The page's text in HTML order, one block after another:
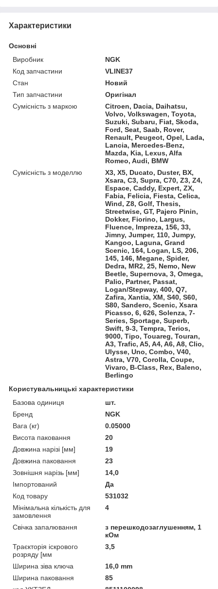
Характеристики
Основні
Виробник
NGK
Код запчастини
VLINE37
Стан
Новий
Тип запчастини
Оригінал
Сумісність з маркою
Citroen, Dacia, Daihatsu,
Volvo, Volkswagen, Toyota,
Suzuki, Subaru, Fiat, Skoda,
Ford, Seat, Saab, Rover,
Renault, Peugeot, Opel, Lada,
Lancia, Mercedes-Benz,
Mazda, Kia, Lexus, Alfa
Romeo, Audi, BMW
Сумісність з моделлю
X3, X5, Ducato, Duster, BX,
Xsara, C3, Supra, C70, Z3, Z4,
Espace, Caddy, Expert, ZX,
Fabia, Felicia, Fiesta, Celica,
Wind, Z8, Golf, Thesis,
Streetwise, GT, Pajero Pinin,
Dokker, Fiorino, Largus,
Fluence, Impreza, 156, 33,
Jimny, Jumper, 110, Jumpy,
Kangoo, Laguna, Grand
Scenic, 164, Logan, LS, 206,
145, 146, Megane, Spider,
Dedra, MR2, 25, Nemo, New
Beetle, Supernova, 3, Omega,
Palio, Partner, Passat,
Logan/Stepway, 400, Q7,
Zafira, Xantia, XM, S40, S60,
S80, Sandero, Scenic, Xsara
Picasso, 6, 626, Solenza, 7-
Series, Sportage, Superb,
Swift, 9-3, Tempra, Terios,
9000, Tipo, Touareg, Touran,
A3, Trafic, A5, A4, A6, A8, Clio,
Ulysse, Uno, Combo, V40,
Astra, V70, Corolla, Coupe,
Vivaro, B-Class, Rex, Baleno,
Berlingo
Користувальницькі характеристики
Базова одиниця
шт.
Бренд
NGK
Вага (кг)
0.05000
Висота паковання
20
Довжина нарізі [мм]
19
Довжина паковання
23
Зовнішня нарізь [мм]
14,0
Імпортований
Да
Код товару
531032
Мінімальна кількість для
замовлення
4
Свічка запалювання
з перешкодозаглушенням, 1
кОм
Траєкторія іскрового
розряду [мм
3,5
Ширина зіва ключа
16,0 mm
Ширина паковання
85